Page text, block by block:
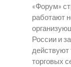
«Форум»
работают
России и
действуют
торговых